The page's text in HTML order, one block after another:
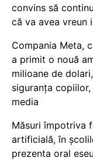
convins să
că va avea vreun
Compania Meta,
a primit o nouă
milioane de
siguranța
media
Măsuri împotriva
artificială, în
prezenta oral